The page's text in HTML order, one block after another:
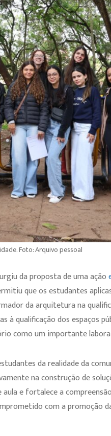
Foto: Arquivo pessoal
da proposta de uma ação
que os estudantes
da arquitetura na
à qualificação dos espaços
como um importante
da realidade da
na construção de
e fortalece a
com a promoção